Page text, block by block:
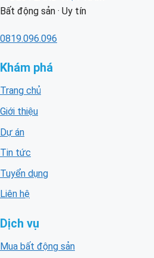
Bất động sản · Uy tín
0819.096.096
Khám phá
Trang chủ
Giới thiệu
Dự án
Tin tức
Tuyển dụng
Liên hệ
Dịch vụ
Mua bất động sản